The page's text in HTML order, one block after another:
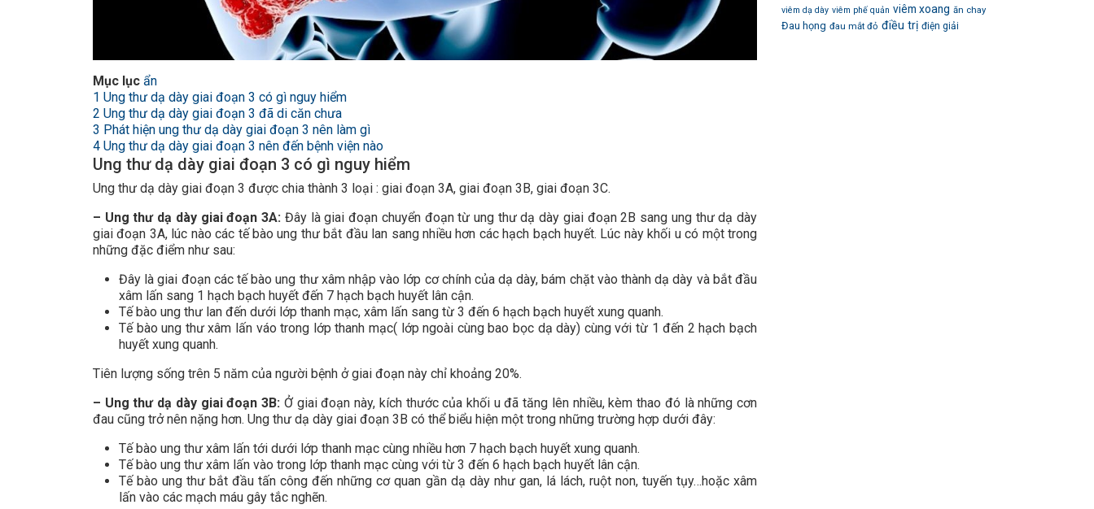
Mục lục ẩn
1 Ung thư dạ dày giai đoạn 3 có gì nguy hiểm
2 Ung thư dạ dày giai đoạn 3 đã di căn chưa
3 Phát hiện ung thư dạ dày giai đoạn 3 nên làm gì
4 Ung thư dạ dày giai đoạn 3 nên đến bệnh viện nào
Ung thư dạ dày giai đoạn 3 có gì nguy hiểm
Ung thư dạ dày giai đoạn 3 được chia thành 3 loại : giai đoạn 3A, giai đoạn 3B, giai đoạn 3C.
– Ung thư dạ dày giai đoạn 3A: Đây là giai đoạn chuyển đoạn từ ung thư dạ dày giai đoạn 2B sang ung thư dạ dày
giai đoạn 3A, lúc nào các tế bào ung thư bắt đầu lan sang nhiều hơn các hạch bạch huyết. Lúc này khối u có một trong
những đặc điểm như sau:
Đây là giai đoạn các tế bào ung thư xâm nhập vào lớp cơ chính của dạ dày, bám chặt vào thành dạ dày và bắt đầu
xâm lấn sang 1 hạch bạch huyết đến 7 hạch bạch huyết lân cận.
Tế bào ung thư lan đến dưới lớp thanh mạc, xâm lấn sang từ 3 đến 6 hạch bạch huyết xung quanh.
Tế bào ung thư xâm lấn váo trong lớp thanh mạc( lớp ngoài cùng bao bọc dạ dày) cùng với từ 1 đến 2 hạch bạch
huyết xung quanh.
Tiên lượng sống trên 5 năm của người bệnh ở giai đoạn này chỉ khoảng 20%.
– Ung thư dạ dày giai đoạn 3B: Ở giai đoạn này, kích thước của khối u đã tăng lên nhiều, kèm thao đó là những cơn
đau cũng trở nên nặng hơn. Ung thư dạ dày giai đoạn 3B có thể biểu hiện một trong những trường hợp dưới đây:
Tế bào ung thư xâm lấn tới dưới lớp thanh mạc cùng nhiều hơn 7 hạch bạch huyết xung quanh.
Tế bào ung thư xâm lấn vào trong lớp thanh mạc cùng với từ 3 đến 6 hạch bạch huyết lân cận.
Tế bào ung thư bắt đầu tấn công đến những cơ quan gần dạ dày như gan, lá lách, ruột non, tuyến tụy…hoặc xâm
lấn vào các mạch máu gây tắc nghẽn.
viêm dạ dày viêm phế quản viêm xoang ăn chay
Đau họng đau mắt đỏ điều trị điện giải